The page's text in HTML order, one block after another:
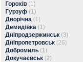
Горохів (1)
Гурзуф (1)
Дворічна (1)
Демидівка (1)
Дніпродзержинськ (3)
Дніпропетровськ (26)
Добромиль (1)
Докучаєвськ (2)